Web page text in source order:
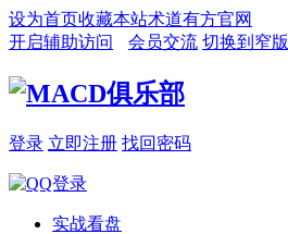
设为首页收藏本站术道有方官网
开启辅助访问
会员交流 切换到窄版
登录 立即注册 找回密码
实战看盘